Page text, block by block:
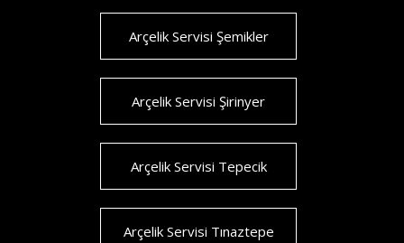
Arçelik Servisi Şemikler
Arçelik Servisi Şirinyer
Arçelik Servisi Tepecik
Arçelik Servisi Tınaztepe